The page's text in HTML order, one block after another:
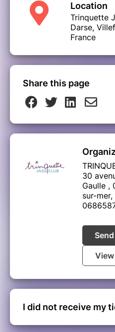
Location
Trinquette
Darse,
France
Share this page
30
Gaulle ,
sur-
I did not receive my